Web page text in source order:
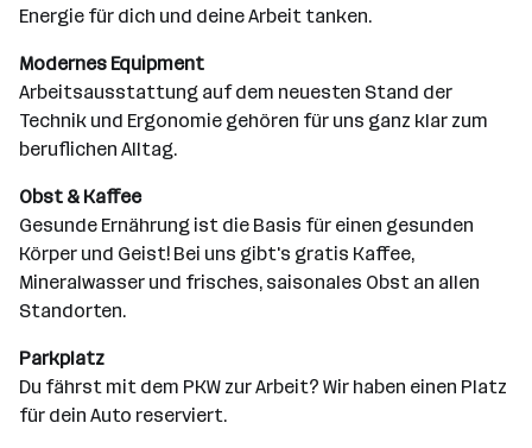
Energie für dich und deine Arbeit tanken.
Modernes Equipment
Arbeitsausstattung auf dem neuesten Stand der
Technik und Ergonomie gehören für uns ganz klar zum
beruflichen Alltag.
Obst & Kaffee
Gesunde Ernährung ist die Basis für einen gesunden
Körper und Geist! Bei uns gibt's gratis Kaffee,
Mineralwasser und frisches, saisonales Obst an allen
Standorten.
Parkplatz
Du fährst mit dem PKW zur Arbeit? Wir haben einen Platz
für dein Auto reserviert.